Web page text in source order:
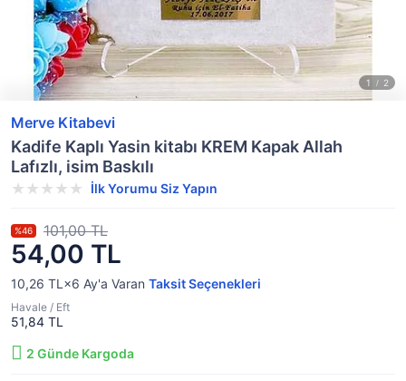
Merve Kitabevi
Kadife Kaplı Yasin kitabı KREM Kapak Allah
Lafızlı, isim Baskılı
İlk Yorumu Siz Yapın
54,00 TL
%46 101,00 TL
10,26 TL×6 Ay'a Varan Taksit Seçenekleri
Havale / Eft
51,84 TL
2 Günde Kargoda